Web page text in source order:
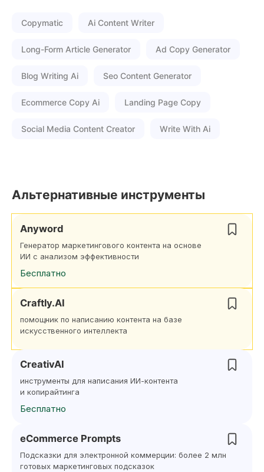
Copymatic Ai Content Writer
Long-Form Article Generator Ad Copy Generator
Blog Writing Ai Seo Content Generator
Ecommerce Copy Ai Landing Page Copy
Social Media Content Creator Write With Ai
Альтернативные инструменты
Anyword
Генератор маркетингового контента на основе
ИИ с анализом эффективности
Бесплатно
Craftly.AI
помощник по написанию контента на базе
искусственного интеллекта
CreativAI
инструменты для написания ИИ-контента
и копирайтинга
Бесплатно
eCommerce Prompts
Подсказки для электронной коммерции: более 2 млн
готовых маркетинговых подсказок